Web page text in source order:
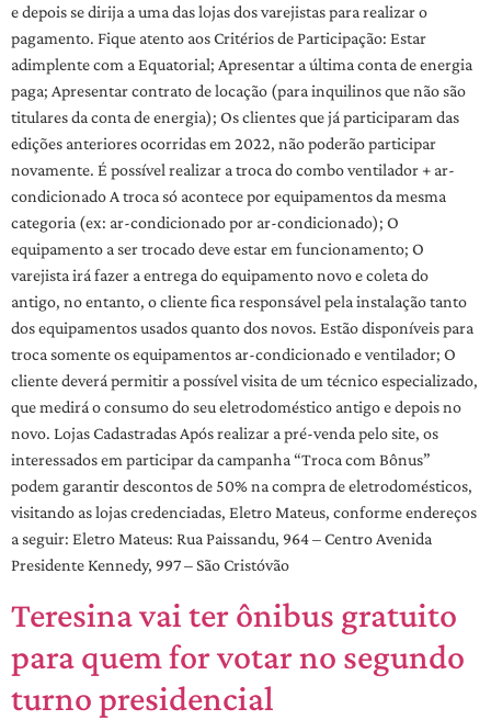
e depois se dirija a uma das lojas dos varejistas para realizar o
pagamento. Fique atento aos Critérios de Participação: Estar
adimplente com a Equatorial; Apresentar a última conta de energia
paga; Apresentar contrato de locação (para inquilinos que não são
titulares da conta de energia); Os clientes que já participaram das
edições anteriores ocorridas em 2022, não poderão participar
novamente. É possível realizar a troca do combo ventilador + ar-
condicionado A troca só acontece por equipamentos da mesma
categoria (ex: ar-condicionado por ar-condicionado); O
equipamento a ser trocado deve estar em funcionamento; O
varejista irá fazer a entrega do equipamento novo e coleta do
antigo, no entanto, o cliente fica responsável pela instalação tanto
dos equipamentos usados quanto dos novos. Estão disponíveis para
troca somente os equipamentos ar-condicionado e ventilador; O
cliente deverá permitir a possível visita de um técnico especializado,
que medirá o consumo do seu eletrodoméstico antigo e depois no
novo. Lojas Cadastradas Após realizar a pré-venda pelo site, os
interessados em participar da campanha “Troca com Bônus”
podem garantir descontos de 50% na compra de eletrodomésticos,
visitando as lojas credenciadas, Eletro Mateus, conforme endereços
a seguir: Eletro Mateus: Rua Paissandu, 964 – Centro Avenida
Presidente Kennedy, 997 – São Cristóvão
Teresina vai ter ônibus gratuito
para quem for votar no segundo
turno presidencial